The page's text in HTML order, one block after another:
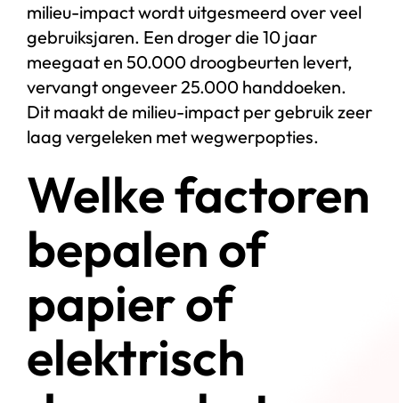
milieu-impact wordt uitgesmeerd over veel
gebruiksjaren. Een droger die 10 jaar
meegaat en 50.000 droogbeurten levert,
vervangt ongeveer 25.000 handdoeken.
Dit maakt de milieu-impact per gebruik zeer
laag vergeleken met wegwerpopties.
Welke factoren
bepalen of
papier of
elektrisch